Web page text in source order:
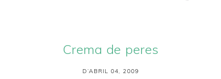
Crema de peres
D’ABRIL 04, 2009